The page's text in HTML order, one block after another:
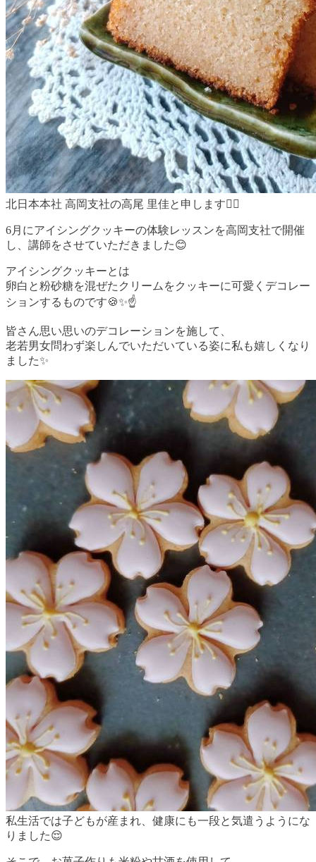
北日本本社 高岡支社の高尾 里佳と申します🙇‍♀️
6月にアイシングクッキーの体験レッスンを高岡支社で開催
し、講師をさせていただきました😊
アイシングクッキーとは
卵白と粉砂糖を混ぜたクリームをクッキーに可愛くデコレー
ションするものです🍪✨☝️
皆さん思い思いのデコレーションを施して、
老若男女問わず楽しんでいただいている姿に私も嬉しくなり
ました✨
私生活では子どもが産まれ、健康にも一段と気遣うようにな
りました😌